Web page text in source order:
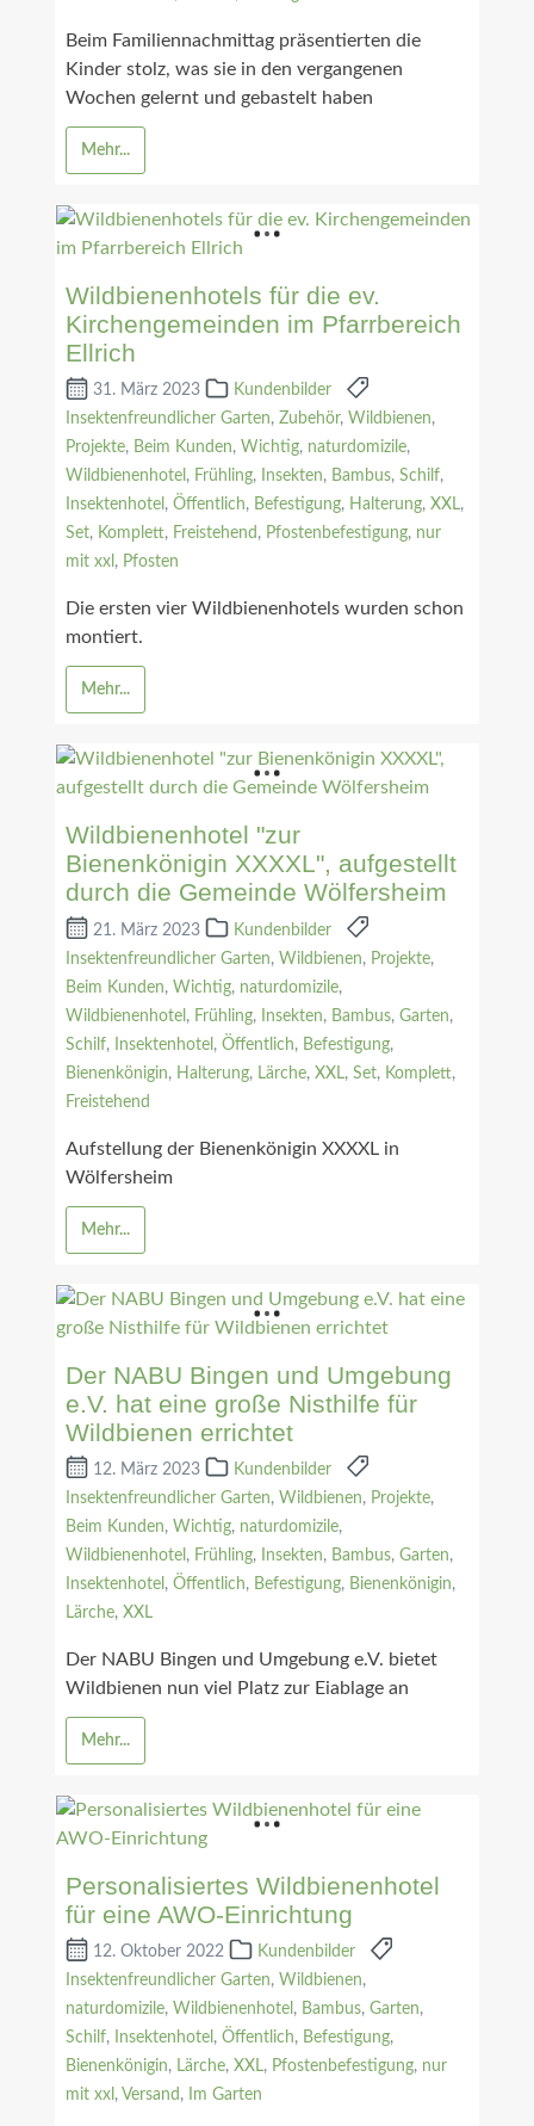
Beim Familiennachmittag präsentierten die
Kinder stolz, was sie in den vergangenen
Wochen gelernt und gebastelt haben
Mehr...
Wildbienenhotels für die ev.
Kirchengemeinden im Pfarrbereich
Ellrich
31. März 2023
Kundenbilder
Insektenfreundlicher Garten, Zubehör, Wildbienen,
Projekte, Beim Kunden, Wichtig, naturdomizile,
Wildbienenhotel , Frühling, Insekten, Bambus, Schilf,
Insektenhotel , Öffentlich, Befestigung, Halterung, XXL,
Set, Komplett, Freistehend , Pfostenbefestigung, nur
mit xxl , Pfosten
Die ersten vier Wildbienenhotels wurden schon
montiert.
Mehr...
Wildbienenhotel "zur
Bienenkönigin XXXXL", aufgestellt
durch die Gemeinde Wölfersheim
21. März 2023
Kundenbilder
Insektenfreundlicher Garten, Wildbienen, Projekte,
Beim Kunden, Wichtig, naturdomizile,
Wildbienenhotel , Frühling, Insekten, Bambus, Garten,
Schilf, Insektenhotel , Öffentlich, Befestigung,
Bienenkönigin, Halterung, Lärche, XXL, Set, Komplett,
Freistehend
Aufstellung der Bienenkönigin XXXXL in
Wölfersheim
Mehr...
Der NABU Bingen und Umgebung
e.V. hat eine große Nisthilfe für
Wildbienen errichtet
12. März 2023
Kundenbilder
Insektenfreundlicher Garten, Wildbienen, Projekte,
Beim Kunden, Wichtig, naturdomizile,
Wildbienenhotel , Frühling, Insekten, Bambus, Garten,
Insektenhotel , Öffentlich, Befestigung, Bienenkönigin,
Lärche, XXL
Der NABU Bingen und Umgebung e.V. bietet
Wildbienen nun viel Platz zur Eiablage an
Mehr...
Personalisiertes Wildbienenhotel
für eine AWO-Einrichtung
12. Oktober 2022
Kundenbilder
Insektenfreundlicher Garten, Wildbienen,
naturdomizile, Wildbienenhotel , Bambus, Garten,
Schilf, Insektenhotel , Öffentlich, Befestigung,
Bienenkönigin, Lärche, XXL, Pfostenbefestigung, nur
mit xxl , Versand , Im Garten